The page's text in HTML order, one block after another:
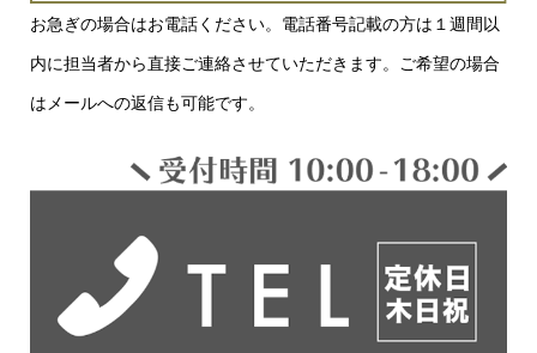
お急ぎの場合はお電話ください。電話番号記載の方は１週間以
内に担当者から直接ご連絡させていただきます。ご希望の場合
はメールへの返信も可能です。